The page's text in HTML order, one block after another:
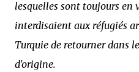
lesquelles sont toujours en
interdisaient aux réfugiés
Turquie de retourner dans
d'origine.